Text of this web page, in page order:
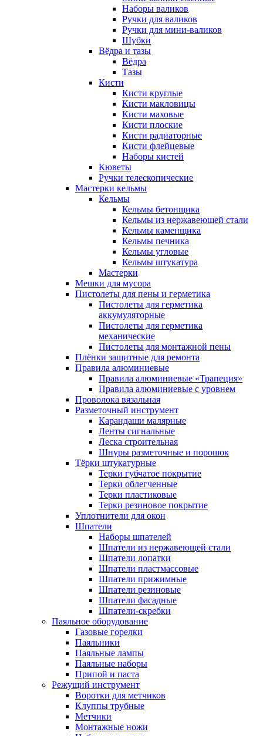
Наборы валиков
Ручки для валиков
Ручки для мини-валиков
Шубки
Вёдра и тазы
Вёдра
Тазы
Кисти
Кисти круглые
Кисти макловицы
Кисти маховые
Кисти плоские
Кисти радиаторные
Кисти флейцевые
Наборы кистей
Кюветы
Ручки телескопические
Мастерки кельмы
Кельмы
Кельмы бетонщика
Кельмы из нержавеющей стали
Кельмы каменщика
Кельмы печника
Кельмы угловые
Кельмы штукатура
Мастерки
Мешки для мусора
Пистолеты для пены и герметика
Пистолеты для герметика
аккумуляторные
Пистолеты для герметика
механические
Пистолеты для монтажной пены
Плёнки защитные для ремонта
Правила алюминиевые
Правила алюминиевые «Трапеция»
Правила алюминиевые с уровнем
Проволока вязальная
Разметочный инструмент
Карандаши малярные
Ленты сигнальные
Леска строительная
Шнуры разметочные и порошок
Тёрки штукатурные
Терки губчатое покрытие
Терки облегченные
Терки пластиковые
Терки резиновое покрытие
Уплотнители для окон
Шпатели
Наборы шпателей
Шпатели из нержавеющей стали
Шпатели лопатки
Шпатели пластмассовые
Шпатели прижимные
Шпатели резиновые
Шпатели фасадные
Шпатели-скребки
Паяльное оборудование
Газовые горелки
Паяльники
Паяльные лампы
Паяльные наборы
Припой и паста
Режущий инструмент
Воротки для метчиков
Клуппы трубные
Метчики
Монтажные ножи